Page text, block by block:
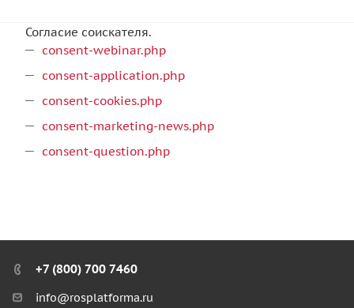
Согласие соискателя.
consent-webinar.php
consent-application.php
consent-cookies.php
consent-marketing-news.php
consent-question.php
+7 (800) 700 7460
info@rosplatforma.ru